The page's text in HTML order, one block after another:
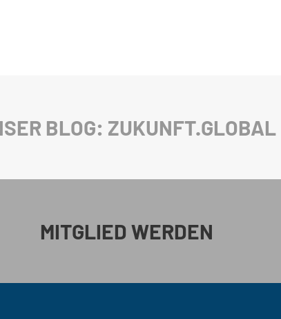
BLOG: ZUKUNFT.GLOBAL
MITGLIED WERDEN